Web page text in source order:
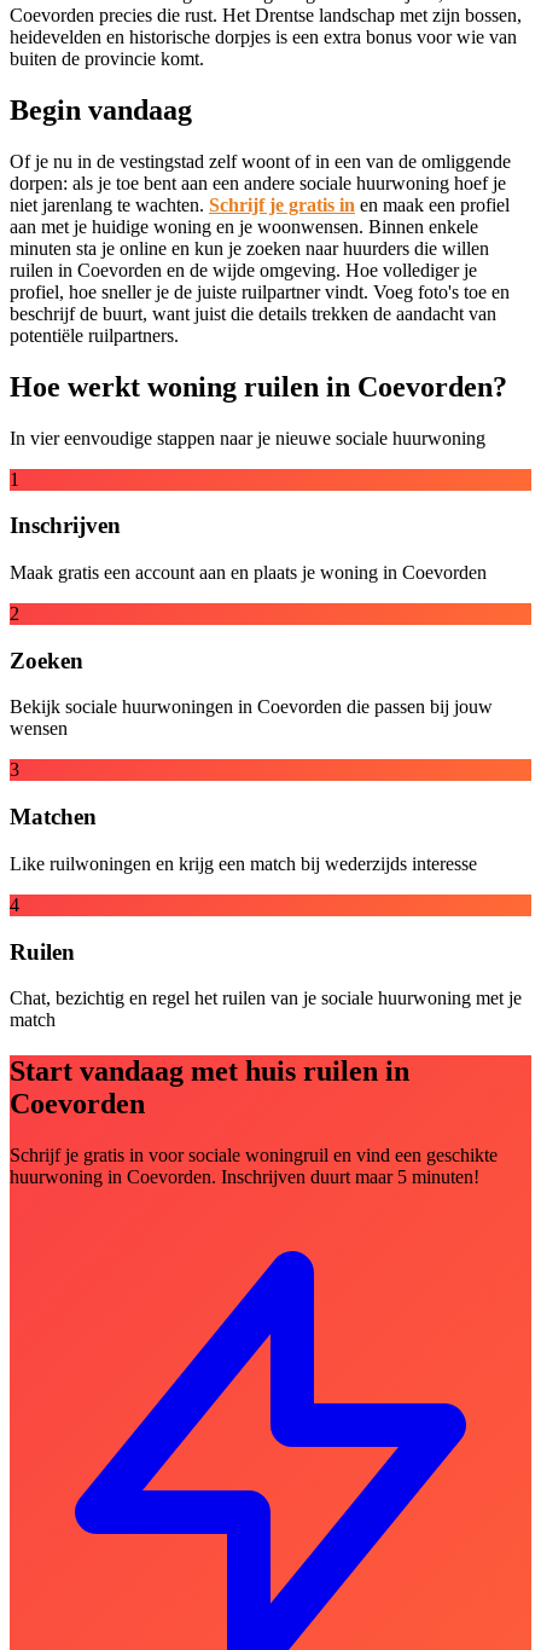
Coevorden precies die rust. Het Drentse landschap met zijn bossen,
heidevelden en historische dorpjes is een extra bonus voor wie van
buiten de provincie komt.
Begin vandaag
Of je nu in de vestingstad zelf woont of in een van de omliggende
dorpen: als je toe bent aan een andere sociale huurwoning hoef je
niet jarenlang te wachten. Schrijf je gratis in en maak een profiel
aan met je huidige woning en je woonwensen. Binnen enkele
minuten sta je online en kun je zoeken naar huurders die willen
ruilen in Coevorden en de wijde omgeving. Hoe vollediger je
profiel, hoe sneller je de juiste ruilpartner vindt. Voeg foto's toe en
beschrijf de buurt, want juist die details trekken de aandacht van
potentiële ruilpartners.
Hoe werkt woning ruilen in Coevorden?
In vier eenvoudige stappen naar je nieuwe sociale huurwoning
1
Inschrijven
Maak gratis een account aan en plaats je woning in Coevorden
2
Zoeken
Bekijk sociale huurwoningen in Coevorden die passen bij jouw
wensen
3
Matchen
Like ruilwoningen en krijg een match bij wederzijds interesse
4
Ruilen
Chat, bezichtig en regel het ruilen van je sociale huurwoning met je
match
Start vandaag met huis ruilen in
Coevorden
Schrijf je gratis in voor sociale woningruil en vind een geschikte
huurwoning in Coevorden. Inschrijven duurt maar 5 minuten!